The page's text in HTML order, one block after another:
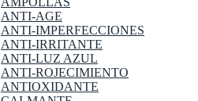
ANTI-AGE
ANTI-IMPERFECCIONES
ANTI-IRRITANTE
ANTI-LUZ AZUL
ANTI-ROJECIMIENTO
ANTIOXIDANTE